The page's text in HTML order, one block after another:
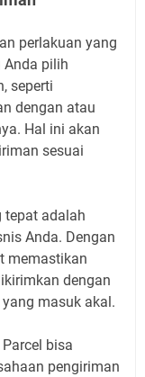
perlakuan yang
Anda pilih
seperti
dengan atau
Hal ini akan
sesuai
tepat adalah
Anda. Dengan
memastikan
dengan
masuk akal.
bisa
pengiriman